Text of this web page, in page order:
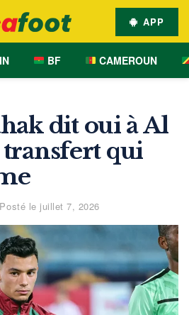
APP
BF CAMEROUN
dit oui à Al
qui
Posté le juillet 7, 2026